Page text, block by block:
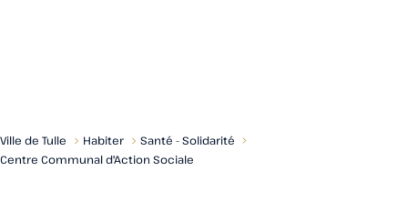
Ville de Tulle Habiter
Santé - Solidarité
Centre Communal d'Action Sociale